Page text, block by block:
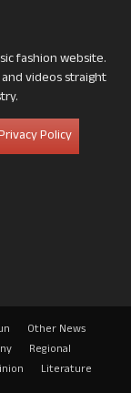
fashion website.
videos straight
Policy
Other News
Regional
Literature